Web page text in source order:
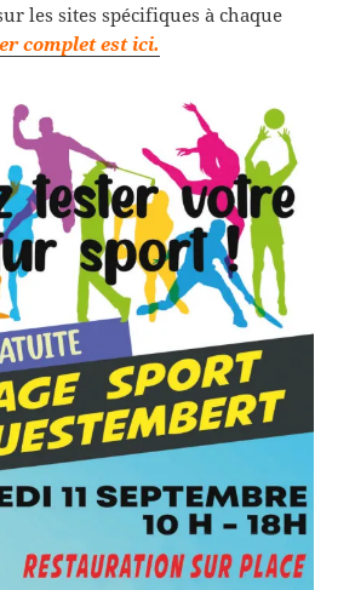
les sites spécifiques à chaque
complet est ici.